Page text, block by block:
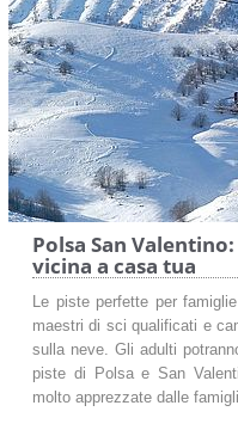
Polsa San
vicina a casa tua
Le piste perfette per
maestri di sci qualificati e
sulla neve. Gli adulti
piste di Polsa e San
molto apprezzate dalle